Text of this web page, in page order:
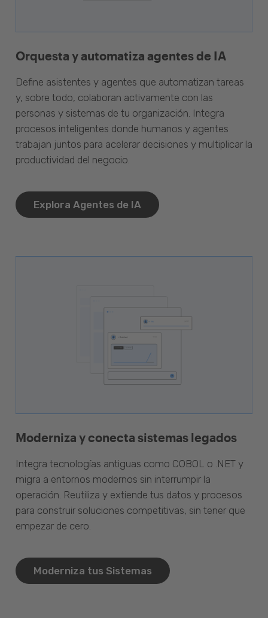
Orquesta y automatiza agentes de IA
Define asistentes y agentes que automatizan tareas
y, sobre todo, colaboran activamente con las
personas y sistemas de tu organización. Integra
procesos inteligentes donde humanos y agentes
trabajan juntos para acelerar decisiones y multiplicar la
productividad del negocio.
Explora Agentes de IA
Moderniza y conecta sistemas legados
Integra tecnologías antiguas como COBOL o .NET y
migra a entornos modernos sin interrumpir la
operación. Reutiliza y extiende tus datos y procesos
para construir soluciones competitivas, sin tener que
empezar de cero.
Moderniza tus Sistemas